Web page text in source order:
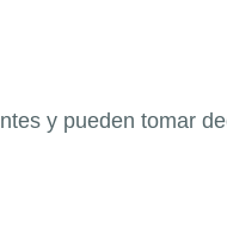
y pueden tomar